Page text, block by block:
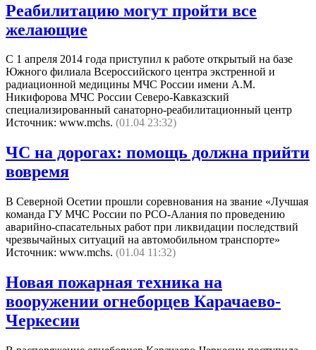
Реабилитацию могут пройти все
желающие
С 1 апреля 2014 года приступил к работе открытый на базе
Южного филиала Всероссийского центра экстренной и
радиационной медицины МЧС России имени А.М.
Никифорова МЧС России Северо-Кавказский
специализированный санаторно-реабилитационный центр
Источник: www.mchs. (01.04 23:32)
ЧС на дорогах: помощь должна прийти
вовремя
В Северной Осетии прошли соревнования на звание «Лучшая
команда ГУ МЧС России по РСО-Алания по проведению
аварийно-спасательных работ при ликвидации последствий
чрезвычайных ситуаций на автомобильном транспорте»
Источник: www.mchs. (01.04 11:32)
Новая пожарная техника на
вооружении огнеборцев Карачаево-
Черкесии